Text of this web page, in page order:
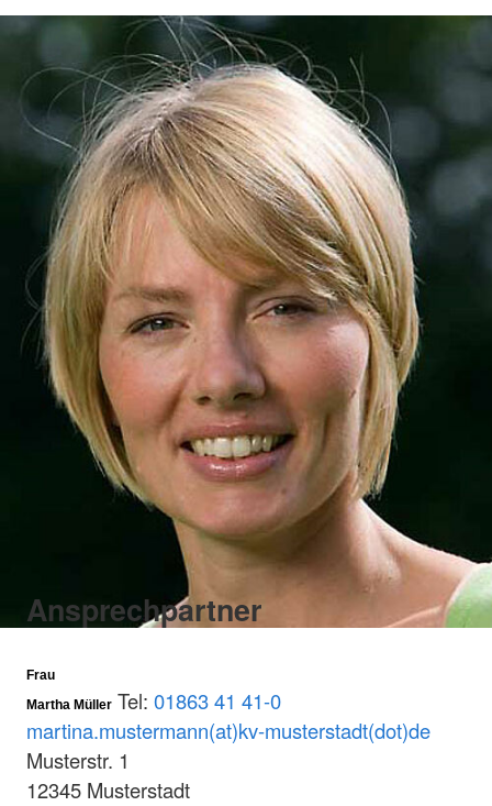
Ansprechpartner
Frau
Martha Müller Tel: 01863 41 41-0
martina.mustermann(at)kv-musterstadt(dot)de
Musterstr. 1
12345 Musterstadt